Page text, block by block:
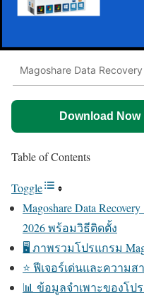
Magoshare Data Recovery
Download Now
Table of Contents
Toggle
Magoshare Data
2026 พร้อมวิธีติดตั้ง
🖥️ ภาพรวมโปรแกรม
⭐ ฟีเจอร์เด่นและความ
📊 ข้อมูลจำเพาะของโป